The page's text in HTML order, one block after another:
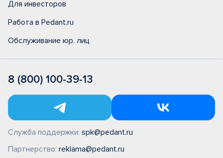
Для инвесторов
Работа в Pedant.ru
Обслуживание юр. лиц
8 (800) 100-39-13
Служба поддержки: spk@pedant.ru
Партнерство: reklama@pedant.ru